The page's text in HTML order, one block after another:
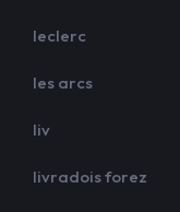
leclerc
les arcs
liv
livradois forez